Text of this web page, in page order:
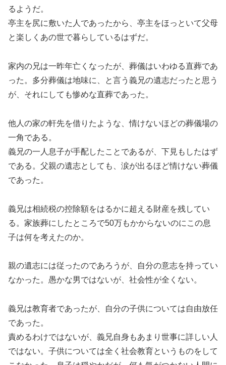
るようだ。
亭主を尻に敷いた人であったから、亭主をほっといて父母
と楽しくあの世で暮らしているはずだ。
家内の兄は一昨年亡くなったが、葬儀はいわゆる直葬であ
った。多分葬儀は地味に、と言う義兄の遺志だったと思う
が、それにしても惨めな直葬であった。
他人の家の軒先を借りたような、情けないほどの葬儀場の
一角である。
義兄の一人息子が手配したことであるが、下見もしたはず
である。父親の遺志としても、涙が出るほど情けない葬儀
であった。
義兄は相続税の控除額をはるかに超える財産を残してい
る。家族葬にしたところで50万もかからないのにこの息
子は何を考えたのか。
親の遺志には従ったのであろうが、自分の意志を持ってい
なかった。愚かな男ではないが、社会性が全くない。
義兄は教育者であったが、自分の子供については自由放任
であった。
責めるわけではないが、義兄自身もあまり世事に詳しい人
ではない。子供については全く社会教育というものをして